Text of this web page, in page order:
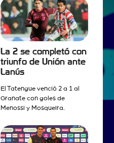
La 2 se completó con
triunfo de Unión ante
Lanús
El Tatengue venció 2 a 1 al
Granate con goles de
Menossi y Mosqueira.